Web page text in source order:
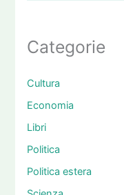
Categorie
Cultura
Economia
Libri
Politica
Politica estera